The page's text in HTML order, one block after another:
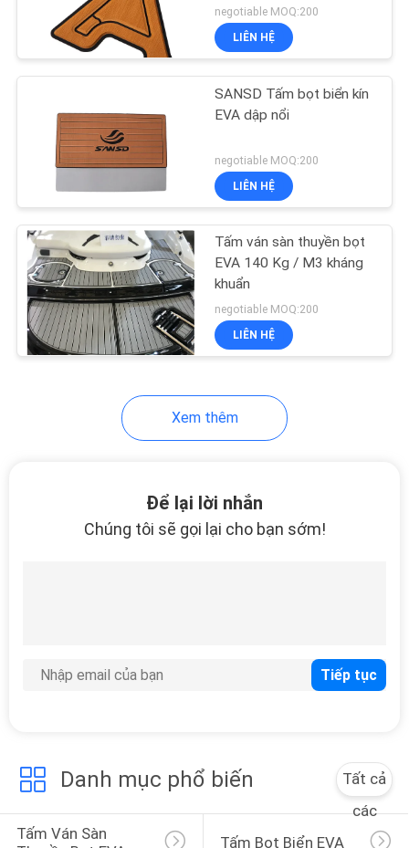
EVA Faux Teak tấm
Sàn gỗ tếch tổng
hợp EVA
15
Thảm xốp EVA
Chất liệu xốp EVA
negotiable MOQ:200
LIÊN HỆ
SANSD Tấm bọt biển kín
EVA dập nổi
negotiable MOQ:200
LIÊN HỆ
Tấm ván sàn thuyền bọt
EVA 140 Kg / M3 kháng
khuẩn
negotiable MOQ:200
LIÊN HỆ
Xem thêm
Để lại lời nhắn
Chúng tôi sẽ gọi lại cho bạn sớm!
Danh mục phổ biến
Tất cả
các
Tấm Ván Sàn
Tấm Bọt Biển EVA